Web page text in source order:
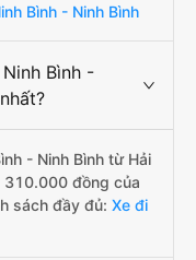
Bình - Ninh Bình
Bình -
- Ninh Bình từ Hải
310.000 đồng của
sách đầy đủ: Xe đi